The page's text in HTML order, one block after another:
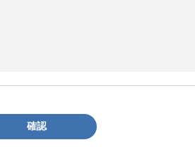
確認